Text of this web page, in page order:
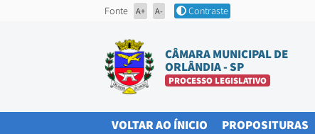
Fonte A+ A- Contraste
CÂMARA MUNICIPAL DE
ORLÂNDIA - SP
PROCESSO LEGISLATIVO
VOLTAR AO ÍNICIO (CURRENT)
PROPOSITURAS